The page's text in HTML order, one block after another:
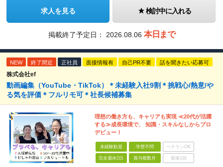
求人を見る 検討中に入れる
掲載終了予定日： 2026.08.06 本日まで
NEW 終了間近 正社員 面接情報有 自己PR不要 話を聞きたい応募可
株式会社ef
動画編集（YouTube・TikTok）＊未経験入社9割＊挑戦心/熱意/や
る気を評価＊フルリモ可＊社長候補募集
理想の働き方も、キャリアも実現 ≪20代が活躍
する≫成長環境で、 知識・スキルなしからプロ
デビュー！
未経験歓迎 学歴不問 ベテランOK
完全週休2日 賞与複数月 面接1回